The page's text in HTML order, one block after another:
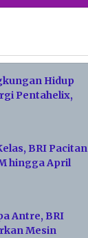
Hidup
Pentahelix,
BRI Pacitan
hingga April
Antre, BRI
Mesin